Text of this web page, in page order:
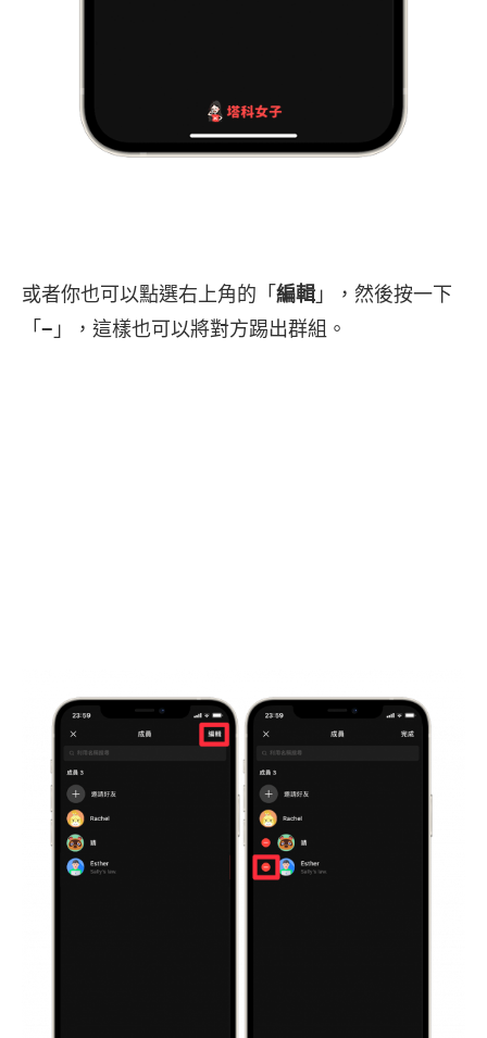
或者你也可以點選右上角的「 編輯 」，然後按一下
「 − 」，這樣也可以將對方踢出群組。